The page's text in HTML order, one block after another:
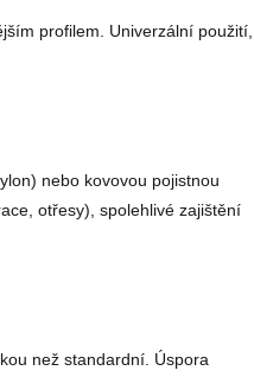
profilem. Univerzální použití,
nebo kovovou pojistnou
otřesy), spolehlivé zajištění
než standardní. Úspora